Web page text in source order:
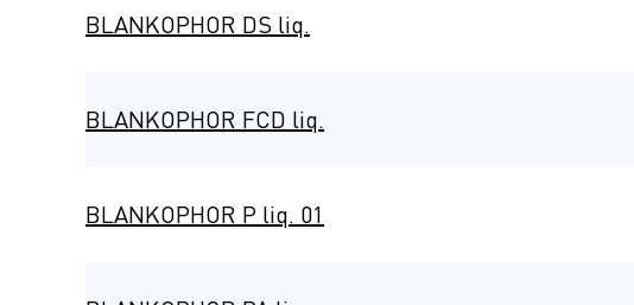
BLANKOPHOR DS liq.
BLANKOPHOR FCD liq.
BLANKOPHOR P liq. 01